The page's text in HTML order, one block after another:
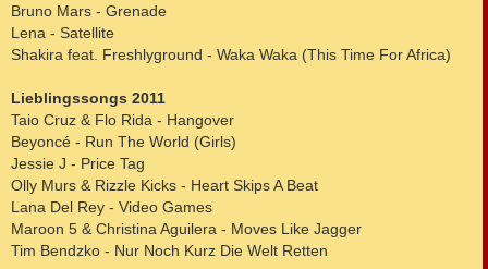
Bruno Mars - Grenade
Lena - Satellite
Shakira feat. Freshlyground - Waka Waka (This Time For Africa)
Lieblingssongs 2011
Taio Cruz & Flo Rida - Hangover
Beyoncé - Run The World (Girls)
Jessie J - Price Tag
Olly Murs & Rizzle Kicks - Heart Skips A Beat
Lana Del Rey - Video Games
Maroon 5 & Christina Aguilera - Moves Like Jagger
Tim Bendzko - Nur Noch Kurz Die Welt Retten